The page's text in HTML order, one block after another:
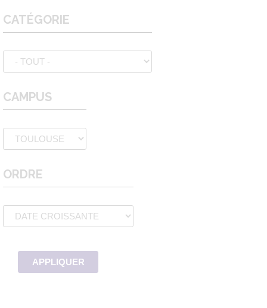
CATÉGORIE
CAMPUS
ORDRE